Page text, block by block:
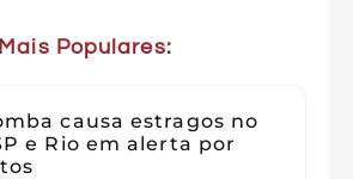
Mais Populares:
causa estragos no
e Rio em alerta por